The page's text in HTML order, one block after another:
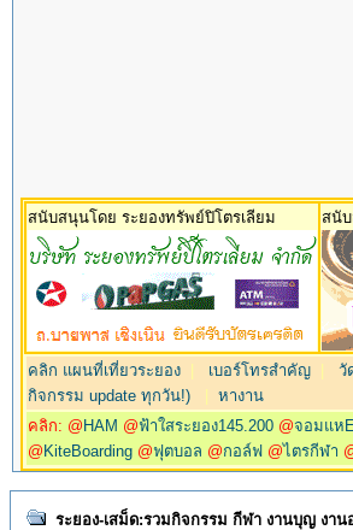
สนับสนุนโดย ระยองทรัพย์ปิโตรเลียม สนั
คลิก แผนที่เที่ยวระยอง เบอร์โทรสำคัญ วั
กิจกรรม update ทุกวัน!) |หางาน
คลิก: @ HAM @ฟ้าใสระยอง145.200 @จอมแห
@ KiteBoarding @ฟุตบอล @กอล์ฟ @ไตรกีฬา
ระยอง-เสม็ด:รวมกิจกรรม กีฬา งานบุญ งา